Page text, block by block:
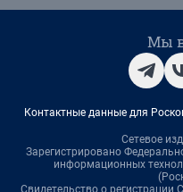
Мы в
Контактные данные для
Сетевое
Зарегистрировано
информационных
Свидетельство о